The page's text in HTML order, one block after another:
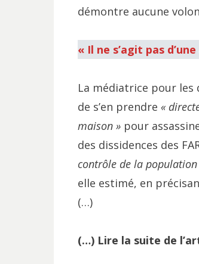
démontre aucune
« Il ne s’agit pas
La médiatrice pour les
de s’en prendre «
maison »pour
des dissidences des
contrôle de la
elle estimé, en
(…)
(…) Lire la suite de